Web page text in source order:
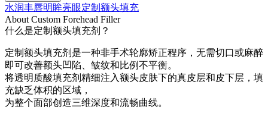
水润丰唇明眸亮眼定制额头填充
About Custom Forehead Filler
什么是定制额头填充剂？
定制额头填充剂是一种非手术轮廓矫正程序，无需切口或麻醉
即可改善额头凹陷、皱纹和比例不平衡。
将透明质酸填充剂精细注入额头皮肤下的真皮层和皮下层，填
充缺乏体积的区域，
为整个面部创造三维深度和流畅曲线。